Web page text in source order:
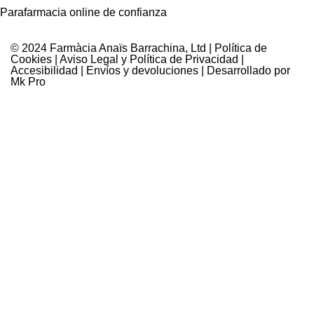
Parafarmacia online de confianza
© 2024 Farmàcia Anaïs Barrachina, Ltd |
Política de
Cookies
Aviso Legal y Política de Privacidad
Accesibilidad
Envíos y devoluciones | Desarrollado por
Mk Pro